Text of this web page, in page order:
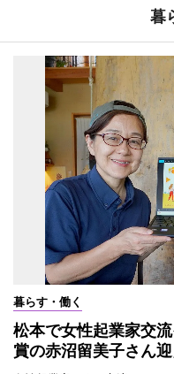
暮
暮らす・働く
松本で女性起業家交
賞の赤沼留美子さん迎